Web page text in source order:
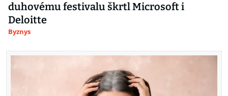
duhovému festivalu škrtl Microsoft i
Deloitte
Byznys